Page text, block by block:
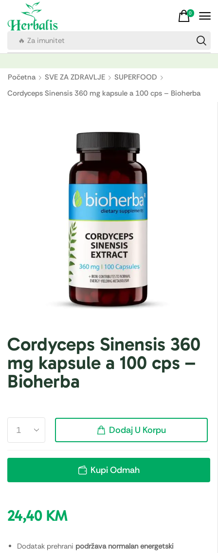
🔥 Za imunitet
0
Početna SVE ZA ZDRAVLJE
SUPERFOOD
Cordyceps Sinensis 360 mg kapsule a 100 cps – Bioherba
Cordyceps Sinensis 360
mg kapsule a 100 cps –
Bioherba
Dodaj U Korpu
Kupi Odmah
24,40 KM
Dodatak prehrani podržava normalan energetski